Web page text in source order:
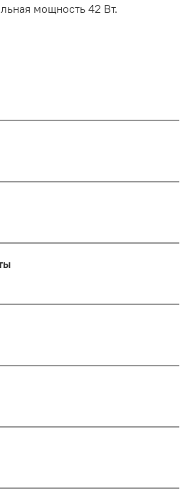
мощность 42 Вт.